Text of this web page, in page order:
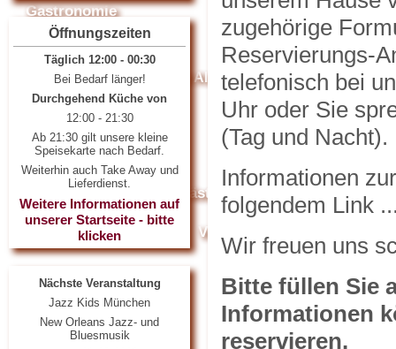
Gastronomie
Mittagsangebot Speise- und Getränkekarte
Zusatzstoffe und Allergene
Events News
Mediathek
Feedback
Gästebuch Referenzen
Galerie 2012 Video
Kontakt
Öffnungszeiten
Täglich 12:00 - 00:30
Bei Bedarf länger!
Durchgehend Küche von
12:00 - 21:30
Ab 21:30 gilt unsere kleine
Speisekarte nach Bedarf.
Weiterhin auch Take Away und
Lieferdienst.
Weitere Informationen auf
unserer Startseite - bitte
klicken
Nächste Veranstaltung
Jazz Kids München
New Orleans Jazz- und
Bluesmusik
zugehörige
Reservierungs-
telefonisch bei
Uhr oder Sie
(Tag und Nacht).
Informationen
folgendem Link
Wir freuen uns
Bitte füllen Sie
Informationen
reservieren.